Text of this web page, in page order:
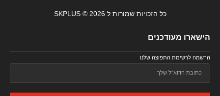
הישארו מעודכנים
הרשמה לרשימת התפוצה שלנו
כל הזכויות שמורות ל SKPLUS © 2026